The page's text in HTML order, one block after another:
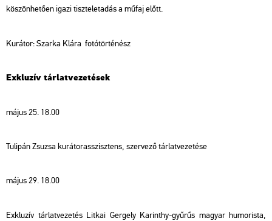
kö­szön­he­tő­en igazi tisz­te­let­adás a műfaj előtt.
Ku­rá­tor: Szar­ka Klára fo­tó­tör­té­nész
Exk­lu­zív tár­lat­ve­ze­té­sek
május 25. 18.00
Tu­li­pán Zsu­zsa ku­rá­tor­asszisz­tens, szer­ve­ző tár­lat­ve­ze­té­se
május 29. 18.00
Exk­lu­zív tár­lat­ve­ze­tés Lit­kai Ger­gely Ka­rin­thy-gyű­rűs ma­gyar hu­mo­ris­ta,